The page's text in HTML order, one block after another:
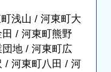
浅山 / 河東町大
/ 河東町熊野
地 / 河東町広
/ 河東町八田 / 河